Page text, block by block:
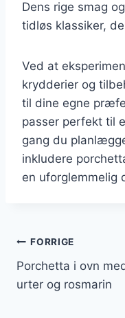
Dens rige smag
tidløs klassiker,
Ved at
krydderier og
til dine egne
passer perfekt til
gang du
inkludere
en uforglemmelig
FORRIGE
Porchetta i ovn
urter og rosmarin